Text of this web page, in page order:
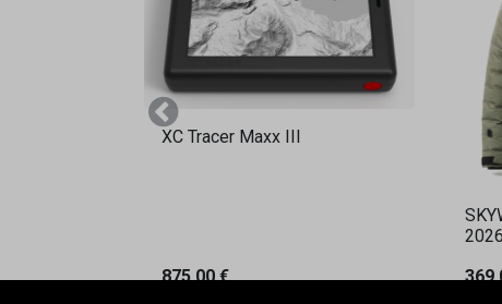
XC Tracer Maxx III
875,00€
Vorherige